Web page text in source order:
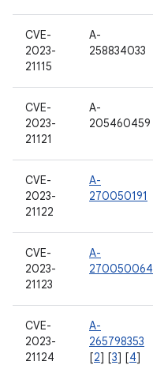
CVE-
2023-
21115
A-
258834033
CVE-
2023-
21121
A-
205460459
CVE-
2023-
21122
A-
270050191
CVE-
2023-
21123
A-
270050064
CVE-
2023-
21124
A-
265798353
[2] [3] [4]